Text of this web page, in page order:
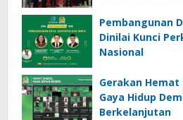
Pembangunan
Dinilai Kunci
Nasional
Gerakan Hemat
Gaya Hidup
Berkelanjutan